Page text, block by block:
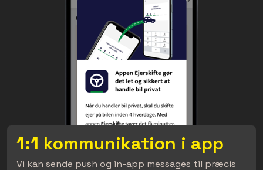
1:1 kommunikation i app
Vi kan sende push og in-app messages til præcis